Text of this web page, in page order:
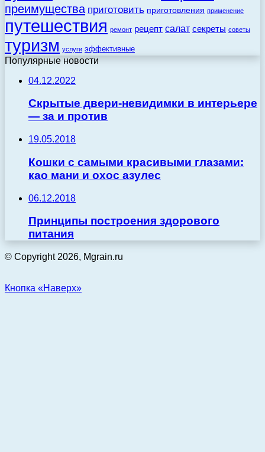
преимущества приготовить приготовления применение
путешествия ремонт рецепт салат секреты советы
туризм услуги эффективные
Популярные новости
04.12.2022
Скрытые двери-невидимки в интерьере
— за и против
19.05.2018
Кошки с самыми красивыми глазами:
као мани и охос азулес
06.12.2018
Принципы построения здорового
питания
© Copyright 2026, Mgrain.ru
Кнопка «Наверх»